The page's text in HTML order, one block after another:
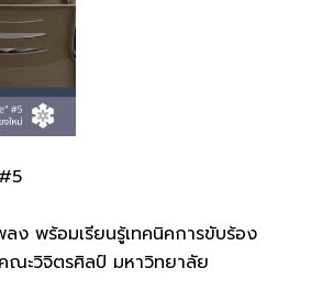
ง พร้อมเรียนรู้เทคนิคการขับร้อง
ะวิจิตรศิลป์ มหาวิทยาลัย